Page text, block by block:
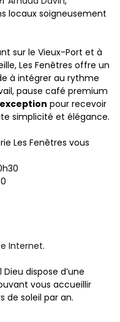
locaux soigneusement
sur le Vieux-Port et à
Les Fenêtres offre un
à intégrer au rythme
pause café premium
pour recevoir
simplicité et élégance.
Les Fenêtres vous
Internet.
dispose d’une
vous accueillir
de soleil par an.